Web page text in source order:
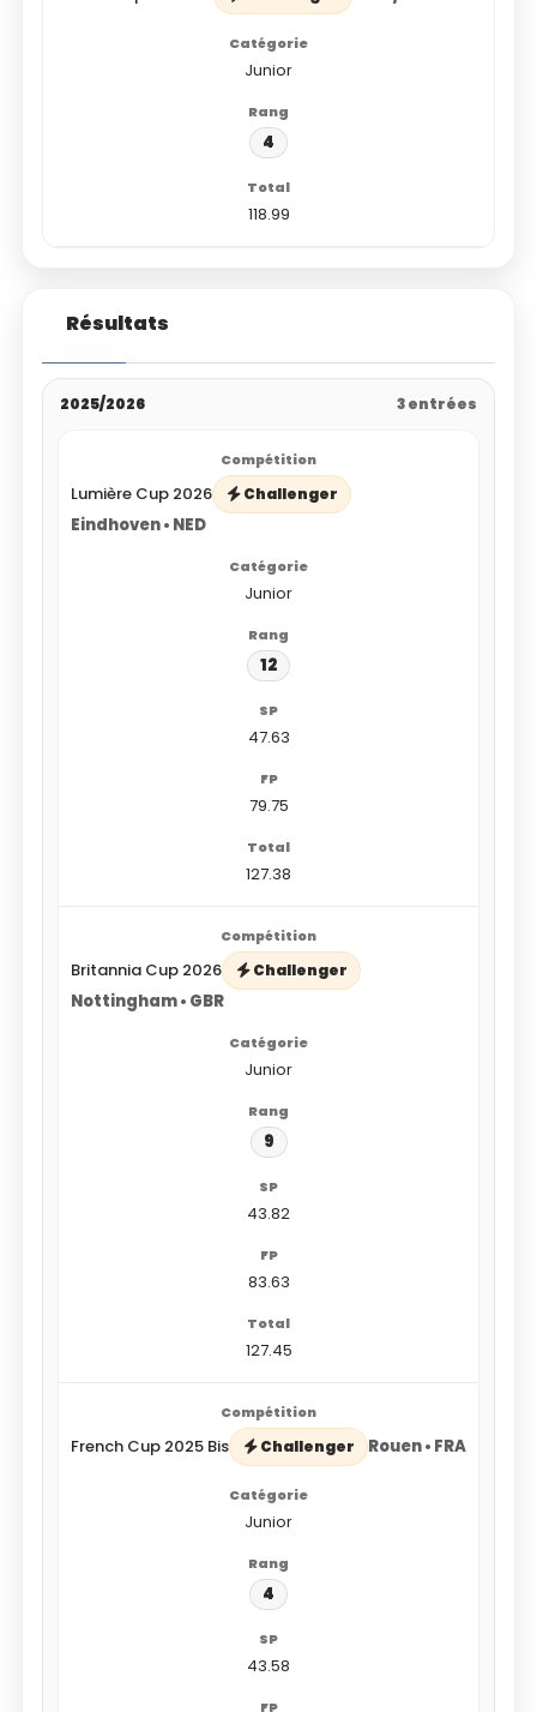
Junior
4
118.99
Résultats
2025/2026 3 entrées
Lumière Cup 2026 Challenger
Eindhoven • NED
Junior
12
47.63
79.75
127.38
Britannia Cup 2026 Challenger
Nottingham • GBR
Junior
9
43.82
83.63
127.45
French Cup 2025 Bis Challenger Rouen • FRA
Junior
4
43.58